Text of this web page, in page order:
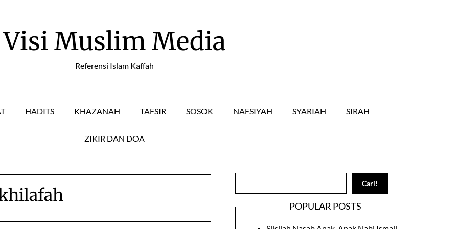
Visi Muslim Media
Referensi Islam Kaffah
HADITS KHAZANAH TAFSIR SOSOK NAFSIYAH SYARIAH SIRAH
ZIKIR DAN DOA
Cari!
POPULAR POSTS